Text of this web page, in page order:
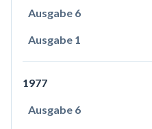
Ausgabe 6
Ausgabe 1
1977
Ausgabe 6